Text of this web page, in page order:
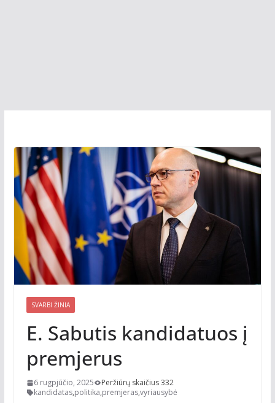
SVARBI ŽINIA
E. Sabutis kandidatuos į
premjerus
6 rugpjūčio, 2025
Peržiūrų skaičius 332
kandidatas,politika,premjeras,vyriausybė